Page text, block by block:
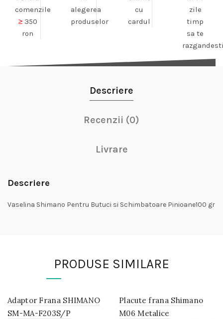
comenzile
≥350
ron
alegerea
produselor
cu
cardul
zile
timp
sa te
Descriere
Recenzii (0)
Livrare
Descriere
Vaselina Shimano Pentru Butuci si Schimbatoare Pinioane100 gr
PRODUSE SIMILARE
IN
STOC
Adaptor Frana SHIMANO
SM-MA-F203S/P
IN
STOC
Placute frana Shimano
M06 Metalice